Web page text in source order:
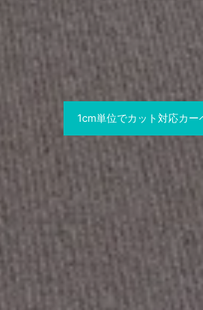
1cm単位でカット対応カー